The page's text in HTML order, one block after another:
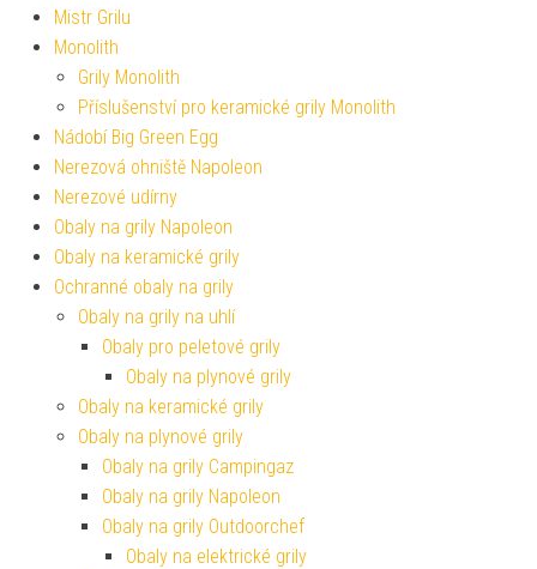
Mistr Grilu
Monolith
Grily Monolith
Příslušenství pro keramické grily Monolith
Nádobí Big Green Egg
Nerezová ohniště Napoleon
Nerezové udírny
Obaly na grily Napoleon
Obaly na keramické grily
Ochranné obaly na grily
Obaly na grily na uhlí
Obaly pro peletové grily
Obaly na plynové grily
Obaly na keramické grily
Obaly na plynové grily
Obaly na grily Campingaz
Obaly na grily Napoleon
Obaly na grily Outdoorchef
Obaly na elektrické grily